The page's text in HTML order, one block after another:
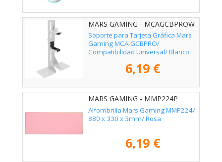
MARS GAMING - MCAGCBPROW
Soporte para Tarjeta Gráfica Mars
Gaming MCA-GCBPRO/
Compatibilidad Universal/ Blanco
6,19 €
MARS GAMING - MMP224P
Alfombrilla Mars Gaming MMP224/
880 x 330 x 3mm/ Rosa
6,19 €